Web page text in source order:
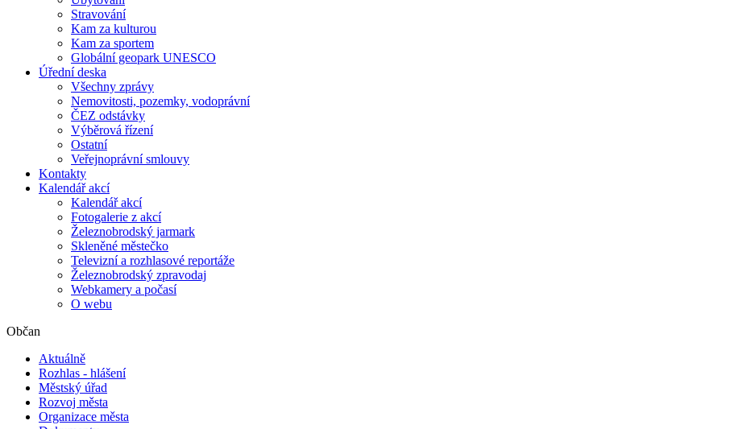
Stravování
Kam za kulturou
Kam za sportem
Globální geopark UNESCO
Úřední deska
Všechny zprávy
Nemovitosti, pozemky, vodoprávní
ČEZ odstávky
Výběrová řízení
Ostatní
Veřejnoprávní smlouvy
Kontakty
Kalendář akcí
Kalendář akcí
Fotogalerie z akcí
Železnobrodský jarmark
Skleněné městečko
Televizní a rozhlasové reportáže
Železnobrodský zpravodaj
Webkamery a počasí
O webu
Občan
Aktuálně
Rozhlas - hlášení
Městský úřad
Rozvoj města
Organizace města